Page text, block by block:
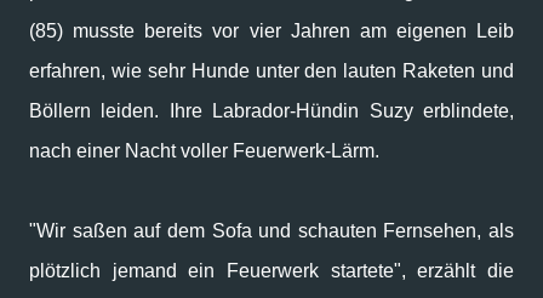
(85) musste bereits vor vier Jahren am eigenen Leib
erfahren, wie sehr Hunde unter den lauten Raketen und
Böllern leiden. Ihre Labrador-Hündin Suzy erblindete,
nach einer Nacht voller Feuerwerk-Lärm.
"Wir saßen auf dem Sofa und schauten Fernsehen, als
plötzlich jemand ein Feuerwerk startete", erzählt die